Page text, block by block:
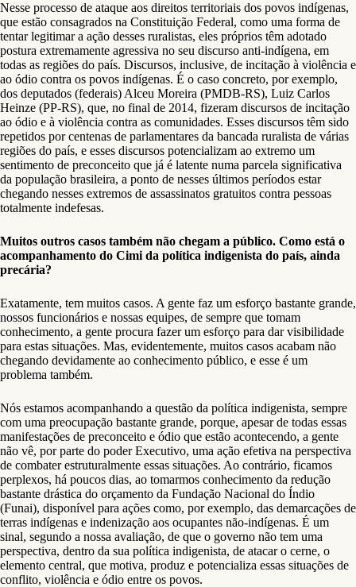
Nesse processo de ataque aos direitos territoriais dos povos indígenas,
que estão consagrados na Constituição Federal, como uma forma de
tentar legitimar a ação desses ruralistas, eles próprios têm adotado
postura extremamente agressiva no seu discurso anti-indígena, em
todas as regiões do país. Discursos, inclusive, de incitação à violência e
ao ódio contra os povos indígenas. É o caso concreto, por exemplo,
dos deputados (federais) Alceu Moreira (PMDB-RS), Luiz Carlos
Heinze (PP-RS), que, no final de 2014, fizeram discursos de incitação
ao ódio e à violência contra as comunidades. Esses discursos têm sido
repetidos por centenas de parlamentares da bancada ruralista de várias
regiões do país, e esses discursos potencializam ao extremo um
sentimento de preconceito que já é latente numa parcela significativa
da população brasileira, a ponto de nesses últimos períodos estar
chegando nesses extremos de assassinatos gratuitos contra pessoas
totalmente indefesas.
Muitos outros casos também não chegam a público. Como está o
acompanhamento do Cimi da política indigenista do país, ainda
precária?
Exatamente, tem muitos casos. A gente faz um esforço bastante grande,
nossos funcionários e nossas equipes, de sempre que tomam
conhecimento, a gente procura fazer um esforço para dar visibilidade
para estas situações. Mas, evidentemente, muitos casos acabam não
chegando devidamente ao conhecimento público, e esse é um
problema também.
Nós estamos acompanhando a questão da política indigenista, sempre
com uma preocupação bastante grande, porque, apesar de todas essas
manifestações de preconceito e ódio que estão acontecendo, a gente
não vê, por parte do poder Executivo, uma ação efetiva na perspectiva
de combater estruturalmente essas situações. Ao contrário, ficamos
perplexos, há poucos dias, ao tomarmos conhecimento da redução
bastante drástica do orçamento da Fundação Nacional do Índio
(Funai), disponível para ações como, por exemplo, das demarcações de
terras indígenas e indenização aos ocupantes não-indígenas. É um
sinal, segundo a nossa avaliação, de que o governo não tem uma
perspectiva, dentro da sua política indigenista, de atacar o cerne, o
elemento central, que motiva, produz e potencializa essas situações de
conflito, violência e ódio entre os povos.